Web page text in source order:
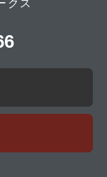
クス